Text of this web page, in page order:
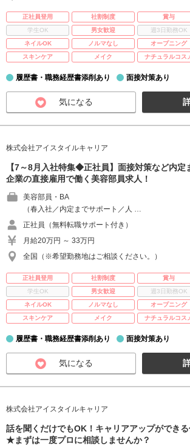
正社員登用 社割制度 賞与
学生OK
男女歓迎 週3日勤務OK
ネイルOK
ノルマなし オープニング
スキンケア
メイク ナチュラルコス
履歴書・職務経歴書添削あり 面接対策あり
気になる
株式会社アイスタイルキャリア
【7～8月入社特集◆正社員】面接対策など内
企業の直接雇用で働く美容部員求人！
美容部員・BA
（春入社／内定までサポート／人 …
正社員（無料転職サポート付き）
月給20万円 ～ 33万円
全国（※希望勤務地はご相談ください。）
正社員登用 社割制度 賞与
学生OK
男女歓迎 週3日勤務OK
ネイルOK
ノルマなし オープニング
スキンケア
メイク ナチュラルコス
履歴書・職務経歴書添削あり 面接対策あり
気になる
株式会社アイスタイルキャリア
話を聞くだけでもOK！キャリアアップができ
★まずは一度プロに相談しませんか？